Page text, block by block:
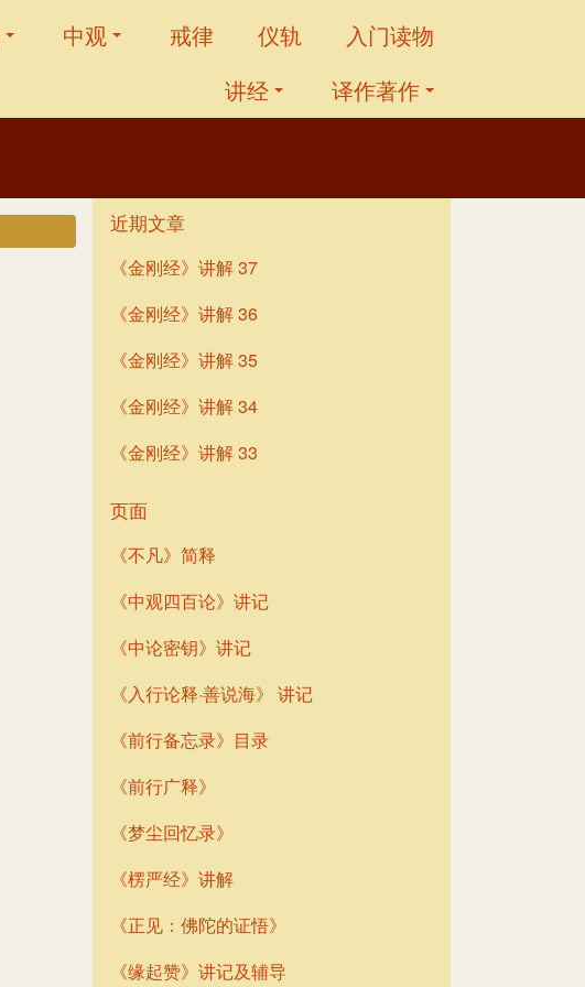
中观 戒律 仪轨
入门读物
讲经
译作著作
近期文章
《金刚经》讲解 37
《金刚经》讲解 36
《金刚经》讲解 35
《金刚经》讲解 34
《金刚经》讲解 33
页面
《不凡》简释
《中观四百论》讲记
《中论密钥》讲记
《入行论释·善说海》 讲记
《前行备忘录》目录
《前行广释》
《梦尘回忆录》
《楞严经》讲解
《正见：佛陀的证悟》
《缘起赞》讲记及辅导